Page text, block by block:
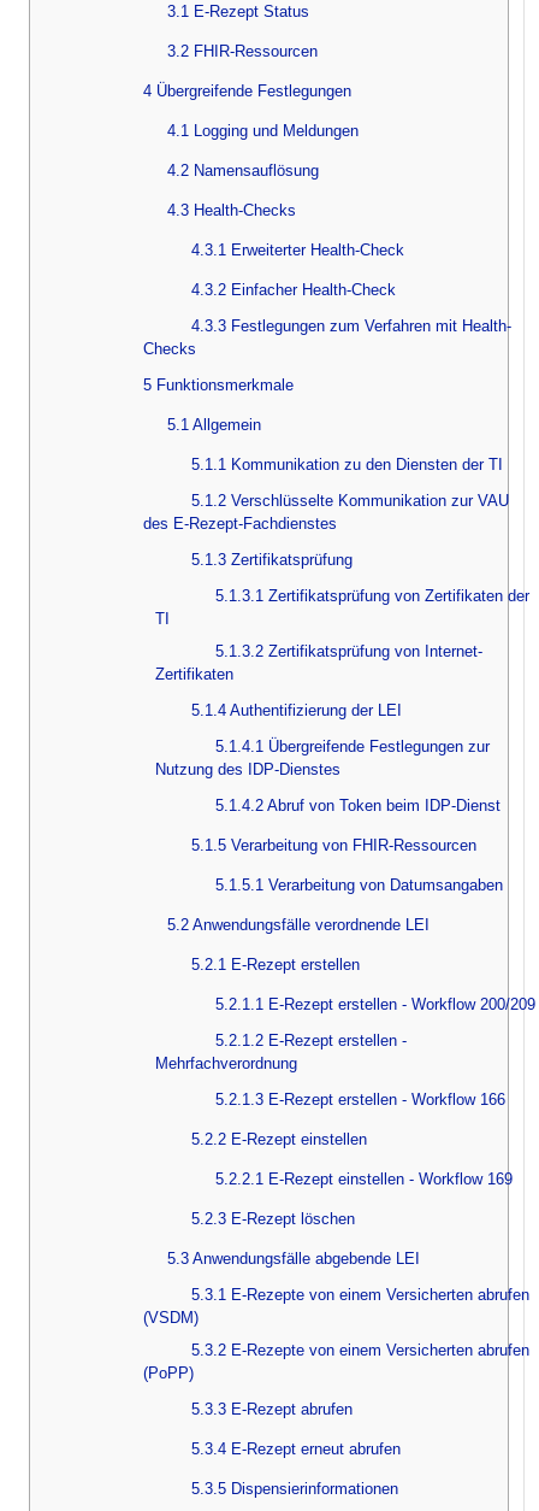
3.1 E-Rezept Status
3.2 FHIR-Ressourcen
4 Übergreifende Festlegungen
4.1 Logging und Meldungen
4.2 Namensauflösung
4.3 Health-Checks
4.3.1 Erweiterter Health-Check
4.3.2 Einfacher Health-Check
4.3.3 Festlegungen zum Verfahren mit Health-
Checks
5 Funktionsmerkmale
5.1 Allgemein
5.1.1 Kommunikation zu den Diensten der TI
5.1.2 Verschlüsselte Kommunikation zur VAU
des E-Rezept-Fachdienstes
5.1.3 Zertifikatsprüfung
5.1.3.1 Zertifikatsprüfung von Zertifikaten der
TI
5.1.3.2 Zertifikatsprüfung von Internet-
Zertifikaten
5.1.4 Authentifizierung der LEI
5.1.4.1 Übergreifende Festlegungen zur
Nutzung des IDP-Dienstes
5.1.4.2 Abruf von Token beim IDP-Dienst
5.1.5 Verarbeitung von FHIR-Ressourcen
5.1.5.1 Verarbeitung von Datumsangaben
5.2 Anwendungsfälle verordnende LEI
5.2.1 E-Rezept erstellen
5.2.1.1 E-Rezept erstellen - Workflow 200/209
5.2.1.2 E-Rezept erstellen -
Mehrfachverordnung
5.2.1.3 E-Rezept erstellen - Workflow 166
5.2.2 E-Rezept einstellen
5.2.2.1 E-Rezept einstellen - Workflow 169
5.2.3 E-Rezept löschen
5.3 Anwendungsfälle abgebende LEI
5.3.1 E-Rezepte von einem Versicherten abrufen
(VSDM)
5.3.2 E-Rezepte von einem Versicherten abrufen
(PoPP)
5.3.3 E-Rezept abrufen
5.3.4 E-Rezept erneut abrufen
5.3.5 Dispensierinformationen